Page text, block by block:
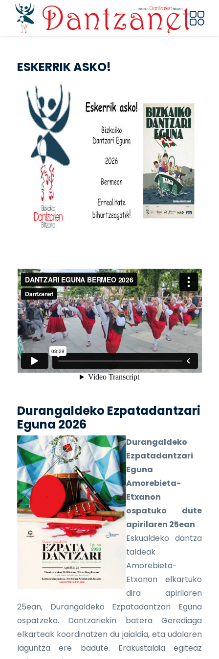
Skip to main content
ESKERRIK ASKO!
Durangaldeko Ezpatadantzari
Eguna 2026
Durangaldeko
Ezpatadantzari
Eguna
Amorebieta-
Etxanon
ospatuko dute
apirilaren 25ean
Eskualdeko dantza
taldeak
Amorebieta-
Etxanon elkartuko
dira apirilaren
25ean, Durangaldeko Ezpatadantzari Eguna
ospatzeko. Dantzariekin batera Gerediaga
elkarteak koordinatzen du jaialdia, eta udalaren
laguntza ere badute. Erakustaldia egiteaz